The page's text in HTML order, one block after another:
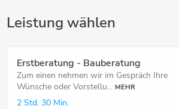
Leistung wählen
Erstberatung - Bauberatung
Zum einen nehmen wir im Gespräch Ihre
Wünsche oder Vorstellu... MEHR
2 Std. 30 Min.